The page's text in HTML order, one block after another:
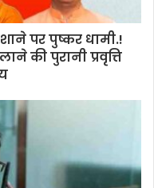
पर पुष्कर धामी.!
की पुरानी प्रवृत्ति